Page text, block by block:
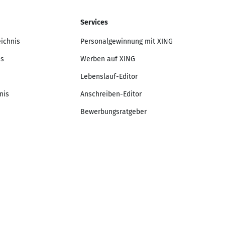
Services
Personalgewinnung mit XING
Werben auf XING
Lebenslauf-Editor
Anschreiben-Editor
Bewerbungsratgeber